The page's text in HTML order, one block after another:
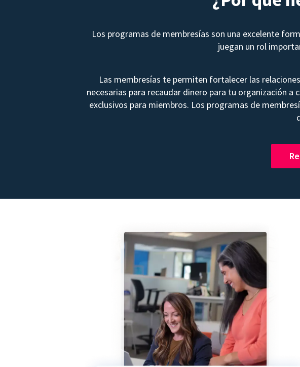
Los programas de membresías son una excelente
juegan un rol
Las membresías te permiten fortalecer las
necesarias para recaudar dinero para tu organización
exclusivos para miembros. Los programas de